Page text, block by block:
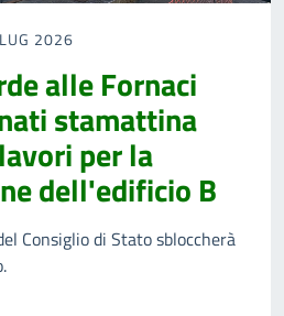
2026
alle Fornaci
stamattina
per la
dell'edificio B
Consiglio di Stato sbloccherà